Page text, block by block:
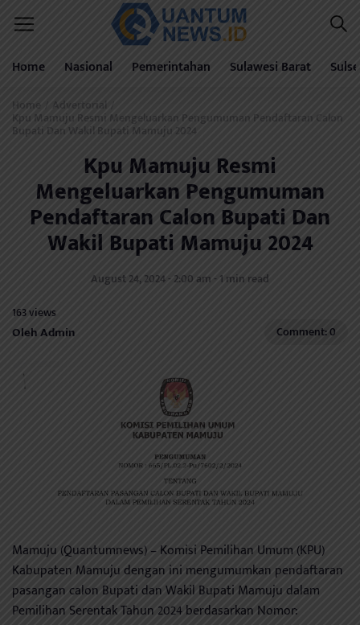
Home Nasional Pemerintahan Sulawesi Barat
Home / Advertorial /
Kpu Mamuju Resmi Mengeluarkan Pengumuman Pendaftaran Calon
Bupati Dan Wakil Bupati Mamuju 2024
Kpu Mamuju Resmi
Mengeluarkan Pengumuman
Pendaftaran Calon Bupati Dan
Wakil Bupati Mamuju 2024
August 24, 2024 - 2:00 am - 1 min read
163 views
Oleh Admin Comment: 0
Mamuju (Quantumnews) – Komisi Pemilihan Umum (KPU)
Kabupaten Mamuju dengan ini mengumumkan pendaftaran
pasangan calon Bupati dan Wakil Bupati Mamuju dalam
Pemilihan Serentak Tahun 2024 berdasarkan Nomor: